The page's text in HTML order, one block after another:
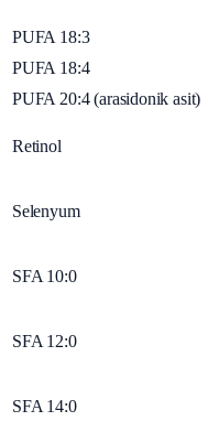
PUFA 18:3
PUFA 18:4
PUFA 20:4 (arasidonik asit)
Retinol
Selenyum
SFA 10:0
SFA 12:0
SFA 14:0